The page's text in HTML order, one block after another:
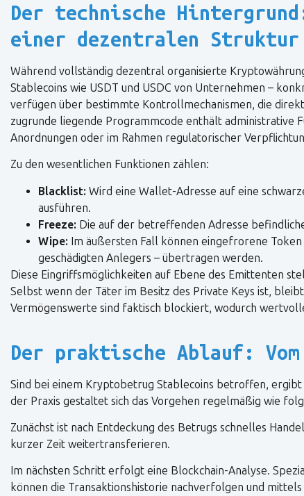
Der technische
einer dezentralen Struktur
Während vollständig dezentral organisierte
Stablecoins wie USDT und USDC von Unternehmen –
verfügen über bestimmte Kontrollmechanismen, die
zugrunde liegende Programmcode enthält administrative
Anordnungen oder im Rahmen regulatorischer
Zu den wesentlichen Funktionen zählen:
Blacklist: Wird eine Wallet-Adresse auf eine
ausführen.
Freeze: Die auf der betreffenden Adresse
Wipe: Im äußersten Fall können eingefrorene
geschädigten Anlegers – übertragen werden.
Diese Eingriffsmöglichkeiten auf Ebene des Emittenten
Selbst wenn der Täter im Besitz des Private Keys ist,
Vermögenswerte sind faktisch blockiert, wodurch
Der praktische Ablauf:
Sind bei einem Kryptobetrug Stablecoins betroffen,
der Praxis gestaltet sich das Vorgehen regelmäßig wie
Zunächst ist nach Entdeckung des Betrugs schnelles
kurzer Zeit weitertransferieren.
Im nächsten Schritt erfolgt eine Blockchain-Analyse.
können die Transaktionshistorie nachverfolgen und